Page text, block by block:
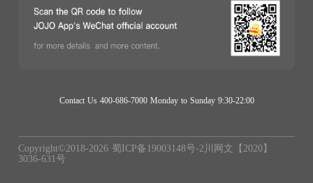
Contact Us 400-686-7000 Monday to Sunday 9:30-22:00
Copyright©2018-2026 蜀ICP备19003148号-2川网文【2020】
3036-631号